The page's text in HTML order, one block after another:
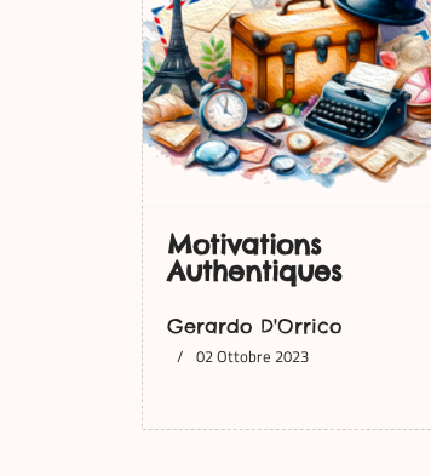
Motivations
Authentiques
Gerardo D'Orrico
02 Ottobre 2023